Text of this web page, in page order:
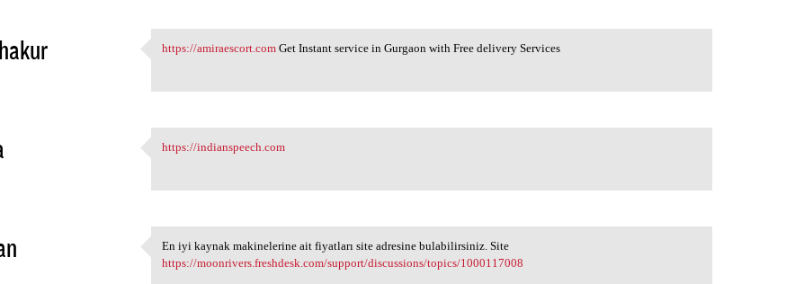
https://amiraescort.com Get
https://amiraescort.com Get Instant service in Gurgaon with Free delivery Services
https://indianspeech.com
https://indianspeech.com
En iyi kaynak makinelerine
En iyi kaynak makinelerine ait fiyatları site adresine bulabilirsiniz. Site
https://moonrivers.freshdesk.com/support/discussions/topics/1000117008